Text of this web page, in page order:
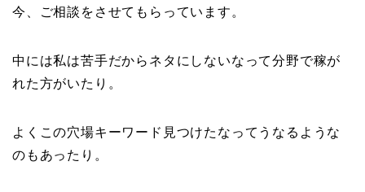
今、ご相談をさせてもらっています。
中には私は苦手だからネタにしないなって分野で稼が
れた方がいたり。
よくこの穴場キーワード見つけたなってうなるような
のもあったり。